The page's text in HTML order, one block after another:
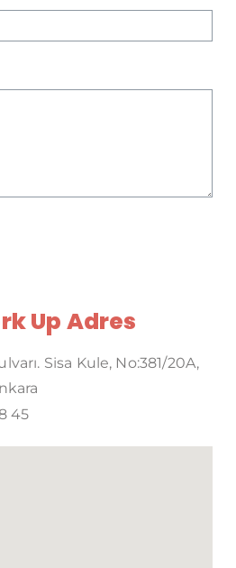
Up Adres
Sisa Kule, No:381/20A,
45